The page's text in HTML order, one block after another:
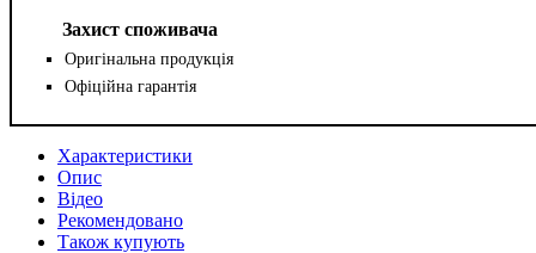
Захист споживача
Оригінальна продукція
Офіційна гарантія
Характеристики
Опис
Відео
Рекомендовано
Також купують